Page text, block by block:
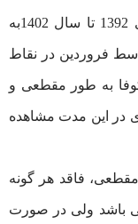
لازم بذکر است این گونه در طی سال های 1392 تا سال 1402به
فروردین در نقاط
به طور مقطعی و
در این مدت مشاهده
فاقد هر گونه
باشد ولی در صورت